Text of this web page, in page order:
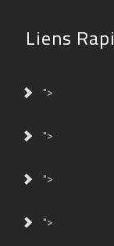
Liens
">
">
">
">